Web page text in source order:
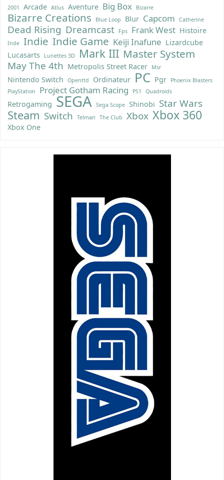
2001 Arcade Atlus Aventure Big Box Bizarre
Bizarre Creations Blue Loop Blur Capcom Catherine
Dead Rising Dreamcast Fps Frank West Histoire
Inde Indie Indie Game Keiji Inafune Lizardcube
Lucasarts
Lunettes 3D Mark III Master System
May The 4th Metropolis Street Racer Msr
Nintendo Switch Openttd Ordinateur PC Pgr
Phoenix Blasters
PlayStation
Project Gotham Racing PS1 Quadroids
Retrogaming SEGA Sega Scope Shinobi Star Wars
Steam Switch Telmari The Club Xbox Xbox 360
Xbox One